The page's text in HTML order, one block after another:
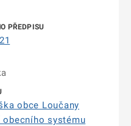
obce Loučany
systému